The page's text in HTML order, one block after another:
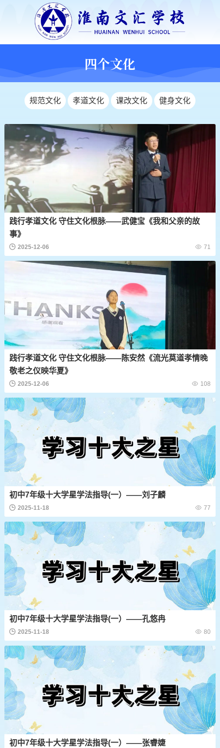
四个文化
规范文化 孝道文化 课改文化 健身文化
践行孝道文化 守住文化根脉——武健宝《我和父亲的故
事》
2025-12-06 71
践行孝道文化 守住文化根脉——陈安然《流光莫道孝情晚
敬老之仪映华夏》
2025-12-06 108
初中7年级十大学星学法指导(一）——刘子麟
2025-11-18 77
初中7年级十大学星学法指导(一）——孔悠冉
2025-11-18 80
初中7年级十大学星学法指导(一）——张睿婕